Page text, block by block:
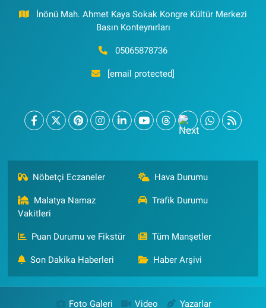
İnönü Mah. Ahmet Kaya Sokak Kongre Kültür Merkezi
Basın Konteynırları
05065878736
[email protected]
Nöbetçi Eczaneler Hava Durumu
Malatya Namaz
Vakitleri
Trafik Durumu
Puan Durumu ve Fikstür Tüm Manşetler
Son Dakika Haberleri Haber Arşivi
Foto Galeri Video Yazarlar